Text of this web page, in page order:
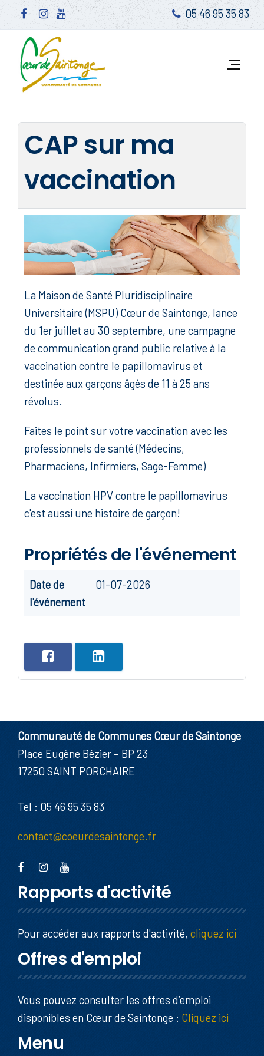
05 46 95 35 83
CAP sur ma
vaccination
La Maison de Santé Pluridisciplinaire
Universitaire (MSPU) Cœur de Saintonge, lance
du 1er juillet au 30 septembre, une campagne
de communication grand public relative à la
vaccination contre le papillomavirus et
destinée aux garçons âgés de 11 à 25 ans
révolus.
Faites le point sur votre vaccination avec les
professionnels de santé (Médecins,
Pharmaciens, Infirmiers, Sage-Femme)
La vaccination HPV contre le papillomavirus
c'est aussi une histoire de garçon!
Propriétés de l'événement
Date de
l'événement
01-07-2026
Communauté de Communes Cœur de Saintonge
Place Eugène Bézier – BP 23
17250 SAINT PORCHAIRE
Tel : 05 46 95 35 83
contact@coeurdesaintonge.fr
Rapports d'activité
Pour accéder aux rapports d'activité, cliquez ici
Offres d'emploi
Vous pouvez consulter les offres d’emploi
disponibles en Cœur de Saintonge : Cliquez ici
Menu